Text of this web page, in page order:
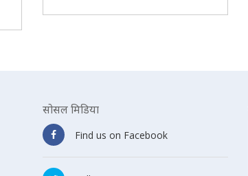
सोसल मिडिया
Find us on Facebook